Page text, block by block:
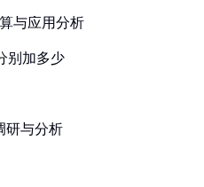
与应用分析
别加多少
研与分析